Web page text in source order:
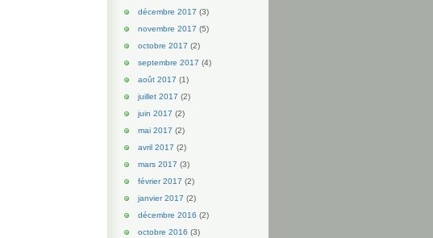
décembre 2017 (3)
novembre 2017 (5)
octobre 2017 (2)
septembre 2017 (4)
août 2017 (1)
juillet 2017 (2)
juin 2017 (2)
mai 2017 (2)
avril 2017 (2)
mars 2017 (3)
février 2017 (2)
janvier 2017 (2)
décembre 2016 (2)
octobre 2016 (3)